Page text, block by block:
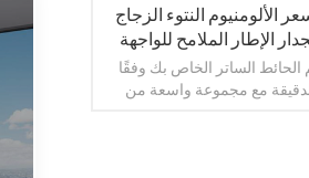
الألومنيوم النتوء الزجاج
الإطار الملامح للواجهة
الألومنيوم الملامح
الحائط الساتر الخاص بك وفقًا
مع مجموعة واسعة من